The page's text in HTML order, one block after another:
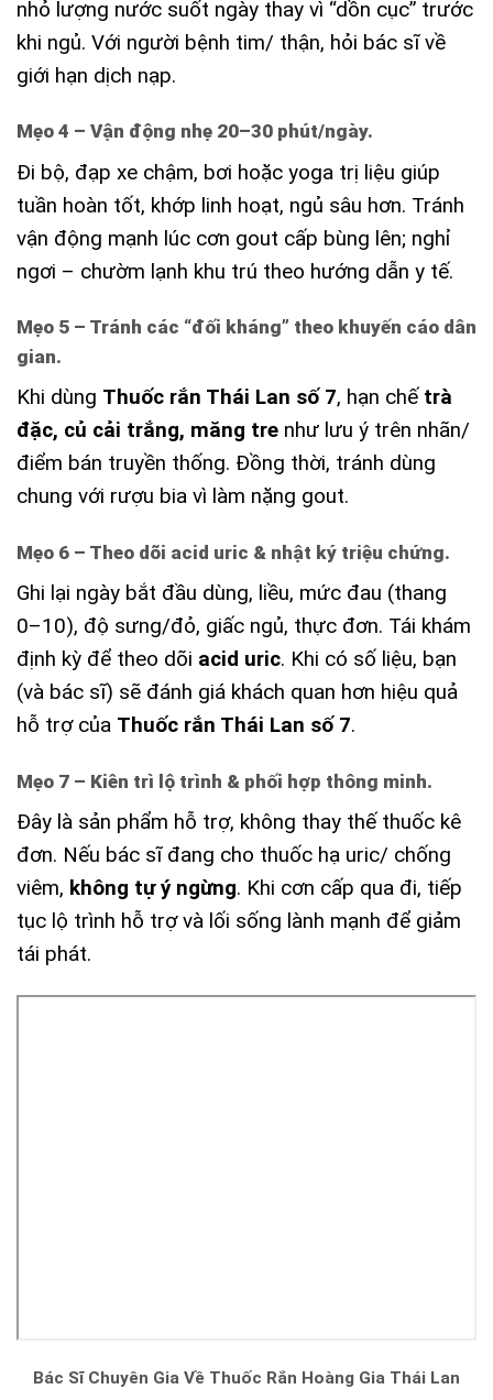
nhỏ lượng nước suốt ngày thay vì “dồn cục” trước
khi ngủ. Với người bệnh tim/ thận, hỏi bác sĩ về
giới hạn dịch nạp.
Mẹo 4 – Vận động nhẹ 20–30 phút/ngày.
Đi bộ, đạp xe chậm, bơi hoặc yoga trị liệu giúp
tuần hoàn tốt, khớp linh hoạt, ngủ sâu hơn. Tránh
vận động mạnh lúc cơn gout cấp bùng lên; nghỉ
ngơi – chườm lạnh khu trú theo hướng dẫn y tế.
Mẹo 5 – Tránh các “đối kháng” theo khuyến cáo dân
gian.
Khi dùng Thuốc rắn Thái Lan số 7, hạn chế trà
đặc, củ cải trắng, măng tre như lưu ý trên nhãn/
điểm bán truyền thống. Đồng thời, tránh dùng
chung với rượu bia vì làm nặng gout.
Mẹo 6 – Theo dõi acid uric & nhật ký triệu chứng.
Ghi lại ngày bắt đầu dùng, liều, mức đau (thang
0–10), độ sưng/đỏ, giấc ngủ, thực đơn. Tái khám
định kỳ để theo dõi acid uric. Khi có số liệu, bạn
(và bác sĩ) sẽ đánh giá khách quan hơn hiệu quả
hỗ trợ của Thuốc rắn Thái Lan số 7.
Mẹo 7 – Kiên trì lộ trình & phối hợp thông minh.
Đây là sản phẩm hỗ trợ, không thay thế thuốc kê
đơn. Nếu bác sĩ đang cho thuốc hạ uric/ chống
viêm, không tự ý ngừng. Khi cơn cấp qua đi, tiếp
tục lộ trình hỗ trợ và lối sống lành mạnh để giảm
tái phát.
Bác Sĩ Chuyên Gia Về Thuốc Rắn Hoàng Gia Thái Lan